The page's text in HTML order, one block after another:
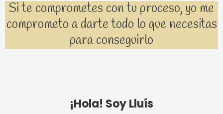
Si te comprometes con tu proceso, yo me
comprometo a darte todo lo que necesitas
para conseguirlo
¡Hola! Soy Lluís